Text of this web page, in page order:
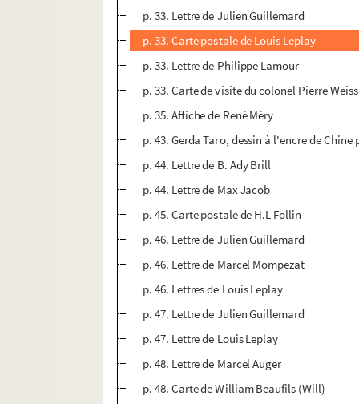
p. 33. Lettre de Julien Guillemard
p. 33. Carte postale de Louis Leplay
p. 33. Lettre de Philippe Lamour
p. 33. Carte de visite du colonel Pierre Weiss
p. 35. Affiche de René Méry
p. 43. Gerda Taro, dessin à l'encre de Chine
p. 44. Lettre de B. Ady Brill
p. 44. Lettre de Max Jacob
p. 45. Carte postale de H.L Follin
p. 46. Lettre de Julien Guillemard
p. 46. Lettre de Marcel Mompezat
p. 46. Lettres de Louis Leplay
p. 47. Lettre de Julien Guillemard
p. 47. Lettre de Louis Leplay
p. 48. Lettre de Marcel Auger
p. 48. Carte de William Beaufils (Will)